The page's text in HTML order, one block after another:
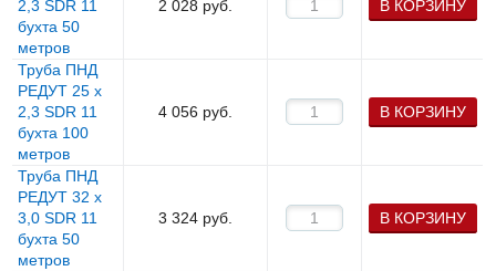
2,3 SDR 11
бухта 50
метров
2 028 руб. В КОРЗИНУ
Труба ПНД
РЕДУТ 25 х
2,3 SDR 11
бухта 100
метров
4 056 руб. В КОРЗИНУ
Труба ПНД
РЕДУТ 32 х
3,0 SDR 11
бухта 50
метров
3 324 руб. В КОРЗИНУ